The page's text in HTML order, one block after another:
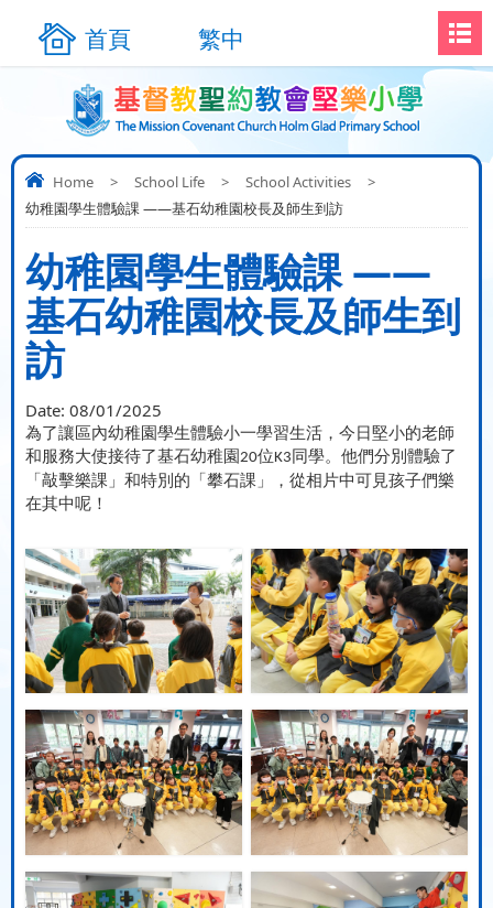
首頁 繁中
Home > School Life > School Activities
>
幼稚園學生體驗課 ——基石幼稚園校長及師生到訪
幼稚園學生體驗課 ——
基石幼稚園校長及師生到
訪
Date: 08/01/2025
為了讓區內幼稚園學生體驗小一學習生活，今日堅小的老師
和服務大使接待了基石幼稚園 20位K3 同學。他們分別體驗了
「敲擊樂課」和特別的「攀石課」，從相片中可見孩子們樂
在其中呢！